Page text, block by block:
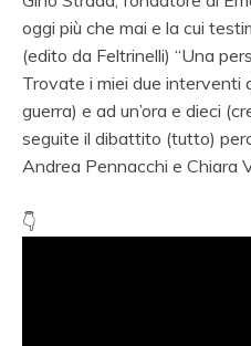
oggi più che mai e la cui
(edito da Feltrinelli) “Una
Trovate i miei due interventi
guerra) e ad un’ora e dieci
seguite il dibattito (tutto)
Andrea Pennacchi e Chiara
👇